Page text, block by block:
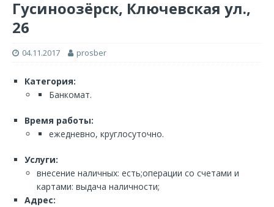
Гусиноозёрск, Ключевская ул.,
26
04.11.2017 prosber
Категория:
Банкомат.
Время работы:
ежедневно, круглосуточно.
Услуги:
внесение наличных: есть;операции со счетами и
картами: выдача наличности;
Адрес: